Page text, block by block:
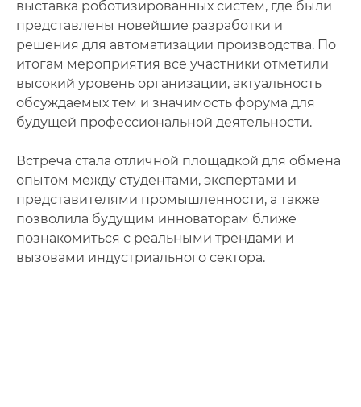
выставка роботизированных систем, где были
представлены новейшие разработки и
решения для автоматизации производства. По
итогам мероприятия все участники отметили
высокий уровень организации, актуальность
обсуждаемых тем и значимость форума для
будущей профессиональной деятельности.
Встреча стала отличной площадкой для обмена
опытом между студентами, экспертами и
представителями промышленности, а также
позволила будущим инноваторам ближе
познакомиться с реальными трендами и
вызовами индустриального сектора.